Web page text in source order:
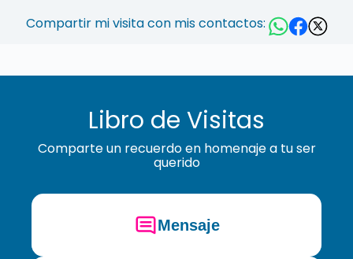
Compartir mi visita con mis contactos:
Libro de Visitas
Comparte un recuerdo en homenaje a tu ser
querido
Mensaje